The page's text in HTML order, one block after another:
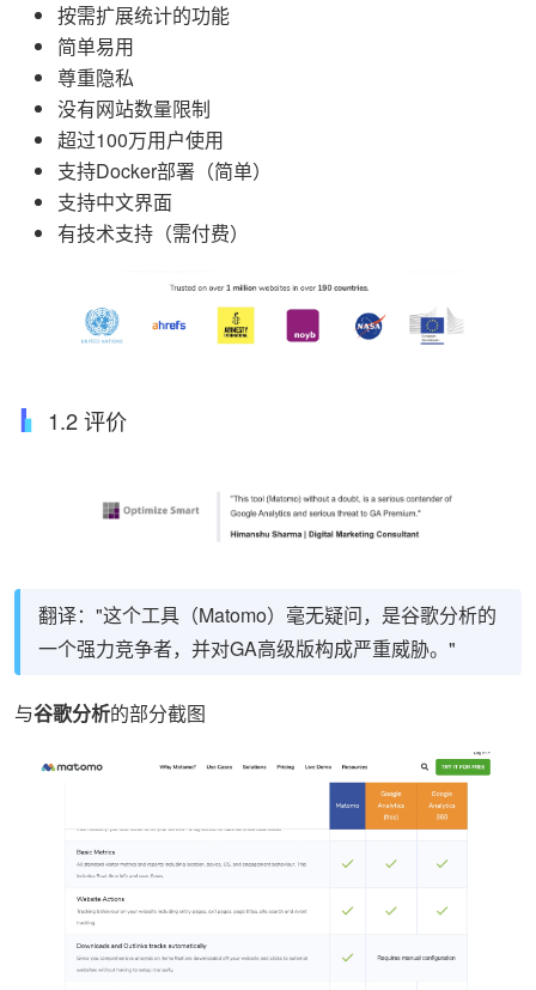
按需扩展统计的功能
简单易用
尊重隐私
没有网站数量限制
超过100万用户使用
支持Docker部署（简单）
支持中文界面
有技术支持（需付费）
1.2 评价
翻译："这个工具（Matomo）毫无疑问，是谷歌分析的
一个强力竞争者，并对GA高级版构成严重威胁。"
与谷歌分析的部分截图